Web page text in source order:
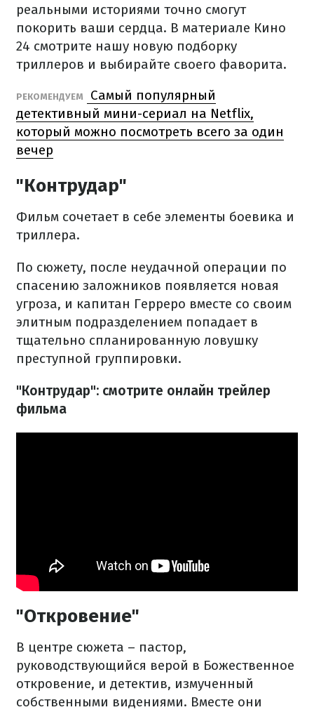
реальными историями точно смогут
покорить ваши сердца. В материале Кино
24 смотрите нашу новую подборку
триллеров и выбирайте своего фаворита.
РЕКОМЕНДУЕМ
Самый популярный
детективный мини-сериал на Netflix,
который можно посмотреть всего за один
вечер
"Контрудар"
Фильм сочетает в себе элементы боевика и
триллера.
По сюжету, после неудачной операции по
спасению заложников появляется новая
угроза, и капитан Герреро вместе со своим
элитным подразделением попадает в
тщательно спланированную ловушку
преступной группировки.
"Контрудар": смотрите онлайн трейлер
фильма
"Откровение"
В центре сюжета – пастор,
руководствующийся верой в Божественное
откровение, и детектив, измученный
собственными видениями. Вместе они